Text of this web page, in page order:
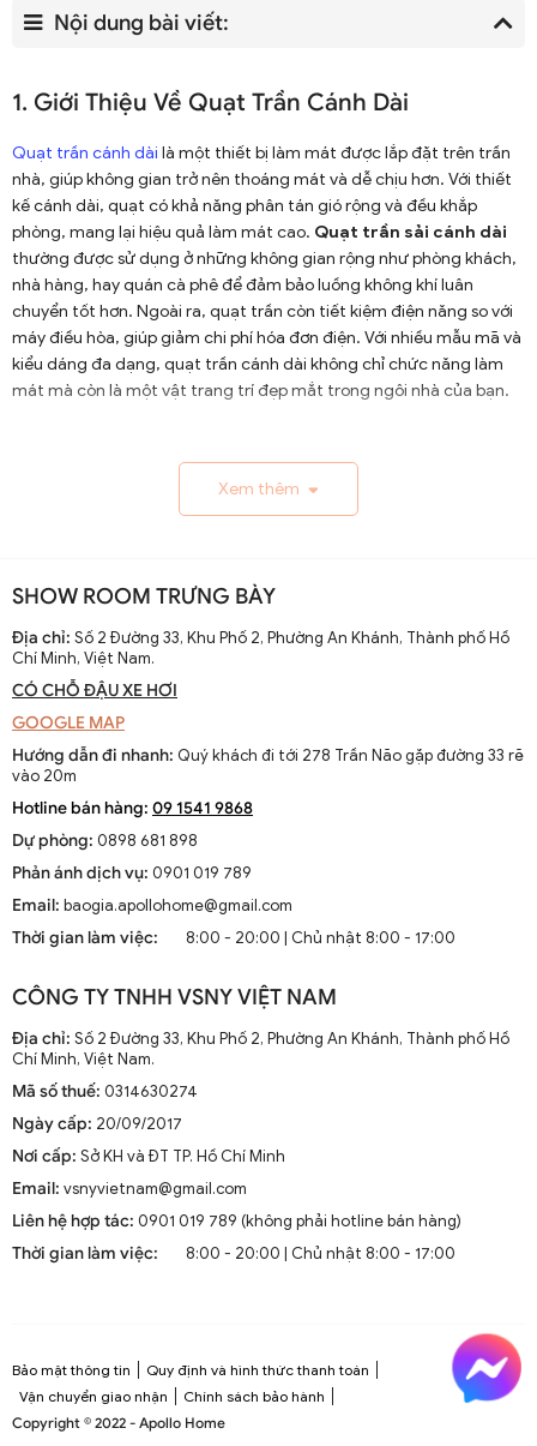
Nội dung bài viết:
1. Giới Thiệu Về Quạt Trần Cánh Dài
Quạt trần cánh dài là một thiết bị làm mát được lắp đặt trên trần
nhà, giúp không gian trở nên thoáng mát và dễ chịu hơn. Với thiết
kế cánh dài, quạt có khả năng phân tán gió rộng và đều khắp
phòng, mang lại hiệu quả làm mát cao. Quạt trần sải cánh dài
thường được sử dụng ở những không gian rộng như phòng khách,
nhà hàng, hay quán cà phê để đảm bảo luồng không khí luân
chuyển tốt hơn. Ngoài ra, quạt trần còn tiết kiệm điện năng so với
máy điều hòa, giúp giảm chi phí hóa đơn điện. Với nhiều mẫu mã và
kiểu dáng đa dạng, quạt trần cánh dài không chỉ chức năng làm
mát mà còn là một vật trang trí đẹp mắt trong ngôi nhà của bạn.
1.1. Lịch Sử và Sự Phát Triển
pháp thông gió hiệu quả ở các khu vực nhiệt đới. Ban đầu
được làm thủ công và chạy bằng điện từ pin, chúng
nhanh chóng phát triển với sự tiến bộ của công nghệ
điện.
Sự thay đổi và cải tiến qua các thập kỷ
tiến với thiết kế hiện đại, động cơ mạnh mẽ và khả năng
cứu để nâng cao hiệu suất và thẩm mỹ của sản phẩm.
Xu hướng hiện tại trên thị trường
Hiện nay, quạt trần cánh dài không chỉ là thiết bị làm mát
sống. Chúng kết hợp công nghệ tiên tiến như điều khiển
1.2. Cấu Tạo và Nguyên Lý Hoạt Động
Cấu trúc tổng thể của quạt trần cánh dài
cơ, cánh quạt, bộ điều khiển và thân quạt. Các cánh quạt
được chế tạo từ chất liệu như gỗ, kim loại hoặc
composite để đảm bảo độ bền và hiệu suất.
Nguyên lý hoạt động cơ bản
Động cơ điện làm quay các cánh quạt, tạo ra dòng không
khí tuần hoàn trong không gian phòng.
Công nghệ tiên tiến tích hợp
Xem thêm
SHOW ROOM TRƯNG BÀY
Địa chỉ: Số 2 Đường 33, Khu Phố 2, Phường An Khánh, Thành phố Hồ
Chí Minh, Việt Nam.
CÓ CHỖ ĐẬU XE HƠI
GOOGLE MAP
Hướng dẫn đi nhanh: Quý khách đi tới 278 Trần Não gặp đường 33 rẽ
vào 20m
Hotline bán hàng: 09 1541 9868
Dự phòng: 0898 681 898
Phản ánh dịch vụ: 0901 019 789
Email: baogia.apollohome@gmail.com
Thời gian làm việc:
8:00 - 20:00 | Chủ nhật 8:00 - 17:00
CÔNG TY TNHH VSNY VIỆT NAM
Địa chỉ: Số 2 Đường 33, Khu Phố 2, Phường An Khánh, Thành phố Hồ
Chí Minh, Việt Nam.
Mã số thuế: 0314630274
Ngày cấp: 20/09/2017
Nơi cấp: Sở KH và ĐT TP. Hồ Chí Minh
Email: vsnyvietnam@gmail.com
Liên hệ hợp tác: 0901 019 789 (không phải hotline bán hàng)
Thời gian làm việc:
8:00 - 20:00 | Chủ nhật 8:00 - 17:00
Bảo mật thông tin
Quy định và hình thức thanh toán
Vận chuyển giao nhận
Chính sách bảo hành
Copyright © 2022 - Apollo Home